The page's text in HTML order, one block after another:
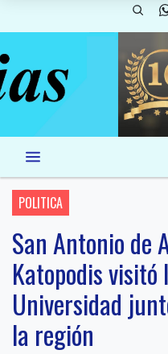
POLITICA
San Antonio de
Katopodis visitó
Universidad
la región